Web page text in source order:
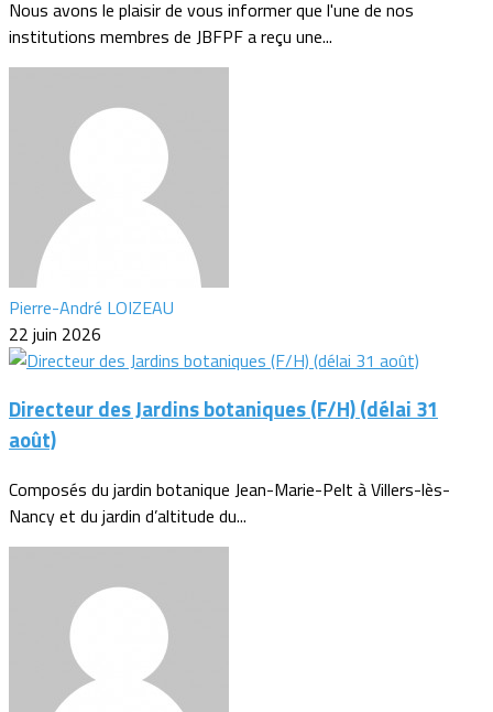
Nous avons le plaisir de vous informer que l'une de nos
institutions membres de JBFPF a reçu une...
Pierre-André LOIZEAU
22 juin 2026
Directeur des Jardins botaniques (F/H) (délai 31
août)
Composés du jardin botanique Jean-Marie-Pelt à Villers-lès-
Nancy et du jardin d’altitude du...